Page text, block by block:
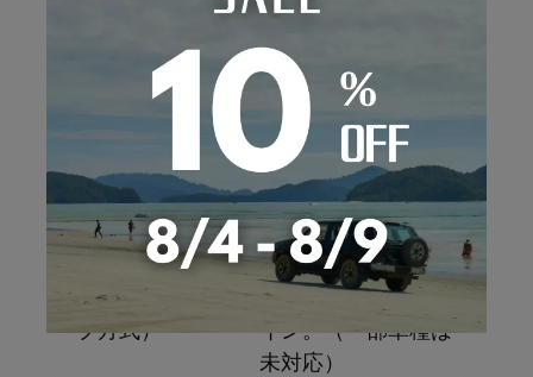
造。
ヘッドレスト
固定具には見栄え、
機能性が抜群のJフッ
ク方式を採用。（一
部車種はマジックテ
ープ方式）
シートベルト
シートベルトの固定
部は筒の形状に製
作。機能性と高級感
を持ち合わせたデザ
イン。（一部車種は
未対応）